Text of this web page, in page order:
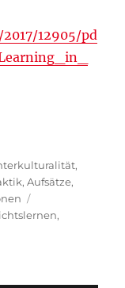
12905/pd
,
,Aufsätze,
,